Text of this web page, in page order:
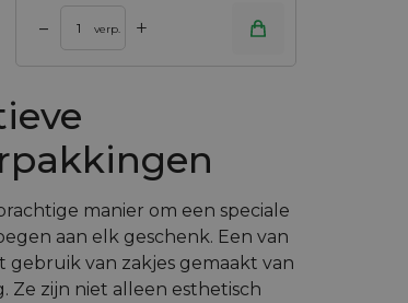
– verp. +
manier om een speciale
aan elk geschenk. Een van
gebruik van zakjes gemaakt van
Ze zijn niet alleen esthetisch